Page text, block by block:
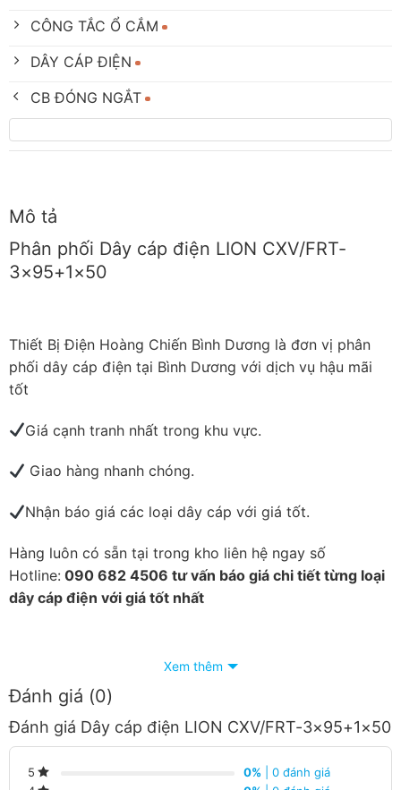
CÔNG TẮC Ổ CẮM
DÂY CÁP ĐIỆN
CB ĐÓNG NGẮT
Mô tả
Phân phối Dây cáp điện LION CXV/FRT-
3×95+1×50
Thiết Bị Điện Hoàng Chiến Bình Dương là đơn vị phân
phối dây cáp điện tại Bình Dương với dịch vụ hậu mãi
tốt
Giá cạnh tranh nhất trong khu vực.
Giao hàng nhanh chóng.
Nhận báo giá các loại dây cáp với giá tốt.
Hàng luôn có sẵn tại trong kho liên hệ ngay số
Hotline: 090 682 4506 tư vấn báo giá chi tiết từng loại
dây cáp điện với giá tốt nhất
Xem thêm
Đánh giá (0)
Đánh giá Dây cáp điện LION CXV/FRT-3×95+1×50
5 0% | 0 đánh giá